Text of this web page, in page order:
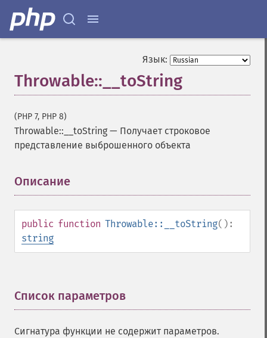
Язык:
Throwable::__toString
(PHP 7, PHP 8)
Throwable::__toString — Получает строковое
представление выброшенного объекта
Описание
public function Throwable::__toString():
string
Список параметров
Сигнатура функции не содержит параметров.